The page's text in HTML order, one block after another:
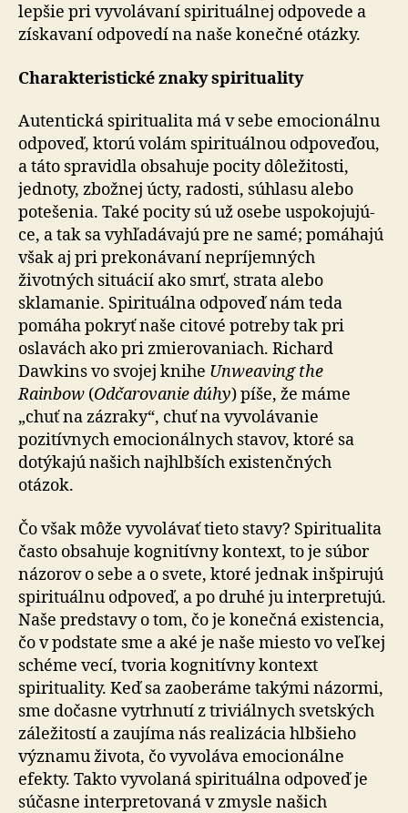
lepšie pri vyvolávaní spirituálnej odpovede a
získavaní odpovedí na naše konečné otázky.
Charakteristické znaky spirituality
Autentická spiritualita má v sebe emocionálnu
odpoveď, ktorú volám spirituálnou odpoveďou,
a táto spravidla obsahuje pocity dôležitosti,
jednoty, zbožnej úcty, radosti, súhlasu alebo
potešenia. Také pocity sú už osebe uspo­ko­ju­jú­
ce, a tak sa vyhľadávajú pre ne samé; pomáhajú
však aj pri prekonávaní nepríjemných
životných situácií ako smrť, strata alebo
sklamanie. Spirituálna odpoveď nám teda
pomáha pokryť naše citové potreby tak pri
oslavách ako pri zmierovaniach. Richard
Dawkins vo svojej knihe Unweaving the
Rainbow (Odčarovanie dúhy) píše, že máme
„chuť na zázraky“, chuť na vyvolávanie
pozitívnych emo­cio­nál­nych stavov, ktoré sa
dotýkajú našich najhlbších existenčných
otázok.
Čo však môže vyvolávať tieto stavy? Spiritualita
často ob­sa­hu­je kognitívny kontext, to je súbor
názorov o sebe a o svete, ktoré jednak inšpirujú
spirituálnu odpoveď, a po druhé ju interpretujú.
Naše predstavy o tom, čo je ko­neč­ná existencia,
čo v podstate sme a aké je naše miesto vo veľkej
schéme vecí, tvoria kognitívny kontext
spirituality. Keď sa zaoberáme takými názormi,
sme dočasne vy­tr­hnu­tí z triviálnych svetských
záležitostí a zaujíma nás rea­li­zá­cia hlbšieho
významu života, čo vyvoláva emocionálne
efekty. Takto vyvolaná spirituálna odpoveď je
súčasne interpretovaná v zmysle našich